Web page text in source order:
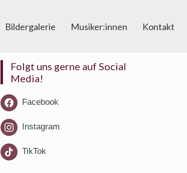
Bildergalerie Musiker:innen Kontakt
Folgt uns gerne auf Social
Media!
Facebook
Instagram
TikTok